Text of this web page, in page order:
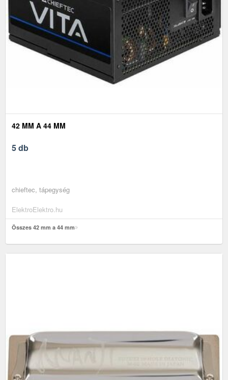
42 MM A 44 MM
5 db
chieftec, tápegység
ElektroElektro.hu
Összes 42 mm a 44 mm